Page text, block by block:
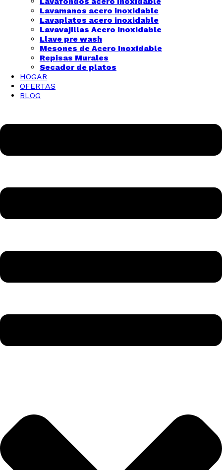
Lavamanos acero inoxidable
Lavaplatos acero inoxidable
Lavavajillas Acero Inoxidable
Llave pre wash
Mesones de Acero Inoxidable
Repisas Murales
Secador de platos
HOGAR
OFERTAS
BLOG